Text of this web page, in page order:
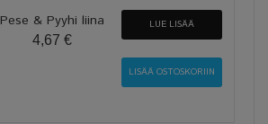
Pese & Pyyhi liina
4,67 €
LUE LISÄÄ